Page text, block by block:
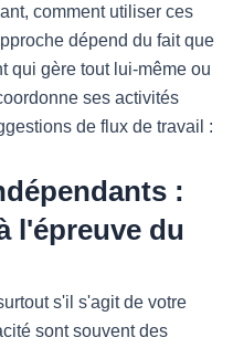
comment utiliser ces
dépend du fait que
qui gère tout lui-même ou
ses activités
de flux de travail :
:
l'épreuve du
s'il s'agit de votre
sont souvent des